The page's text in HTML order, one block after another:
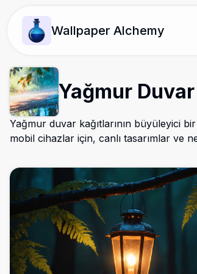
Wallpaper Alchemy
Yağmur Duvar
Yağmur duvar kağıtlarının büyüleyici
mobil cihazlar için, canlı tasarımlar ve